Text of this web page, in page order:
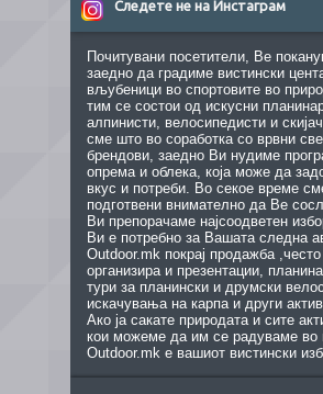
Следете не на Инстаграм
Почитувани посетители, Ве
заедно да градиме вистински
вљубеници во спортовите во
тим се состои од искусни
алпинисти, велосипедисти и
сме што во соработка со врвни
брендови, заедно Ви нудиме
опрема и облека, која може да
вкус и потреби. Во секое време
подготвени внимателно да Ве
Ви препорачаме најсоодветен
Ви е потребно за Вашата следна
Outdoor.mk покрај продажба ,често
организира и презентации,
тури за планински и друмски
искачувања на карпа и други
Ако ја сакате природата и сите
кои можеме да им се радуваме во
Outdoor.mk е вашиот вистински